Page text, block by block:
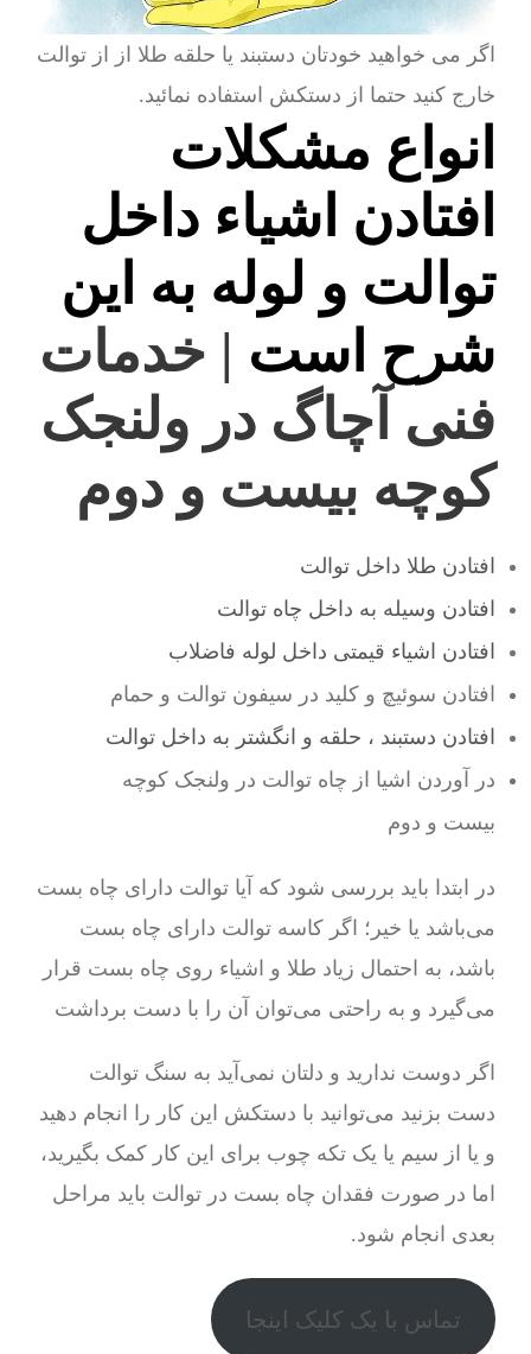
اگر می خواهید خودتان دستبند یا حلقه طلا از از توالت
خارج کنید حتما از دستکش استفاده نمائید.
انواع مشکلات
افتادن اشیاء داخل
توالت و لوله به این
شرح است | خدمات
فنی آچاگ در ولنجک
کوچه بیست و دوم
افتادن طلا داخل توالت
افتادن وسیله به داخل چاه توالت
افتادن اشیاء قیمتی داخل لوله فاضلاب
افتادن سوئیچ و کلید در سیفون توالت و حمام
افتادن دستبند ، حلقه و انگشتر به داخل توالت
در آوردن اشیا از چاه توالت در ولنجک کوچه
بیست و دوم
در ابتدا باید بررسی شود که آیا توالت دارای چاه بست
می‌باشد یا خیر؛ اگر کاسه توالت دارای چاه بست
باشد، به احتمال زیاد طلا و اشیاء روی چاه بست قرار
می‌گیرد و به راحتی می‌توان آن را با دست برداشت
اگر دوست ندارید و دلتان نمی‌آید به سنگ توالت
دست بزنید می‌توانید با دستکش این کار را انجام دهید
و یا از سیم یا یک تکه چوب برای این کار کمک بگیرید،
اما در صورت فقدان چاه بست در توالت باید مراحل
بعدی انجام شود.
تماس با یک کلیک اینجا